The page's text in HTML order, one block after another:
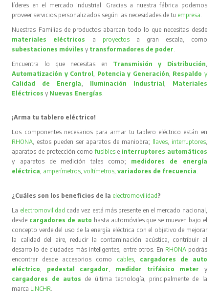
líderes en el mercado industrial. Gracias a nuestra fábrica podemos
proveer servicios personalizados según las necesidades de tu empresa.
Nuestras Familias de productos abarcan todo lo que necesitas desde
materiales eléctricos
a proyectos
a gran escala, como
subestaciones móvilesy transformadores de poder.
Encuentra lo que necesitas en Transmisión y Distribución,
Automatización y Control, Potencia y Generación, Respaldo y
Calidad de Energía, Iluminación Industrial , Materiales
Eléctricos y Nuevas Energías.
¡Arma tu tablero eléctrico!
Los componentes necesarios para armar tu tablero eléctrico están en
RHONA, estos pueden ser aparatos de maniobra; llaves, interruptores,
aparatos de protección comofusibles e interruptores automáticos
y aparatos de medición tales como; medidores de energía
eléctrica, amperímetros,voltímetros,variadores de frecuencia.
¿Cuáles son los beneficios de la electromovilidad ?
La electromovilidad cada vez está más presente en el mercado nacional,
desde cargadores de auto hasta automóviles que se mueven bajo el
concepto verde del uso de la energía eléctrica con el objetivo de mejorar
la calidad del aire, reducir la contaminación acústica, contribuir al
desarrollo de ciudades más inteligentes, entre otros. En RHONA podrás
encontrar desde accesorios como cables, cargadores de auto
eléctrico, pedestal cargador, medidor trifásico meter
y
cargadores de autos de última tecnología, principalmente de la
marca LINCHR.